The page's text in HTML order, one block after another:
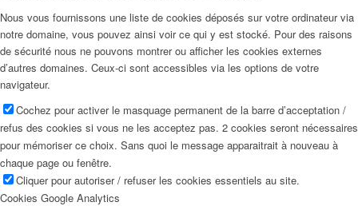
Podcast modèle
Marques de mode
Wiki
Nous vous fournissons une liste de cookies déposés sur votre ordinateur via
notre domaine, vous pouvez ainsi voir ce qui y est stocké. Pour des raisons
de sécurité nous ne pouvons montrer ou afficher les cookies externes
d’autres domaines. Ceux-ci sont accessibles via les options de votre
navigateur.
Cochez pour activer le masquage permanent de la barre d’acceptation /
refus des cookies si vous ne les acceptez pas. 2 cookies seront nécessaires
pour mémoriser ce choix. Sans quoi le message apparaitrait à nouveau à
chaque page ou fenêtre.
Cliquer pour autoriser / refuser les cookies essentiels au site.
Cookies Google Analytics